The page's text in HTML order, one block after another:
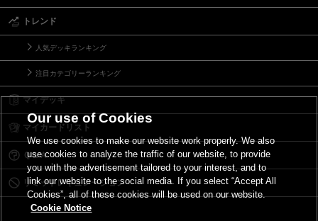
トレンド
人気デッキランキング
注目カテゴリーランキング
マイデッキ
マイカードリスト
Ｑ＆Ａ
リミットレギュレーション
Our use of Cookies
We use cookies to make our website work properly. We also
use cookies to analyze the traffic of our website, to provide
you with the advertisement tailored to your interest, and to
link our website to the social media. If you select “Accept All
Cookies”, all of these cookies will be used on our website.
Cookie Notice